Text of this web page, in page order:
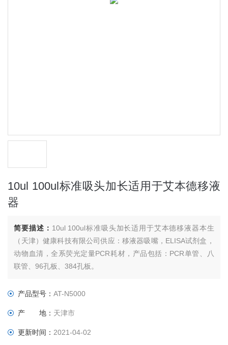
10ul 100ul标准吸头加长适用于艾本德移液
器
简要描述： 10ul 100ul标准吸头加长适用于艾本德移液器本生
（天津）健康科技有限公司供应：移液器吸嘴，ELISA试剂盒，
动物血清，全系荧光定量PCR耗材，产品包括：PCR单管、八
联管、96孔板、384孔板。
产品型号：AT-N5000
产 地： 天津市
更新时间：2021-04-02